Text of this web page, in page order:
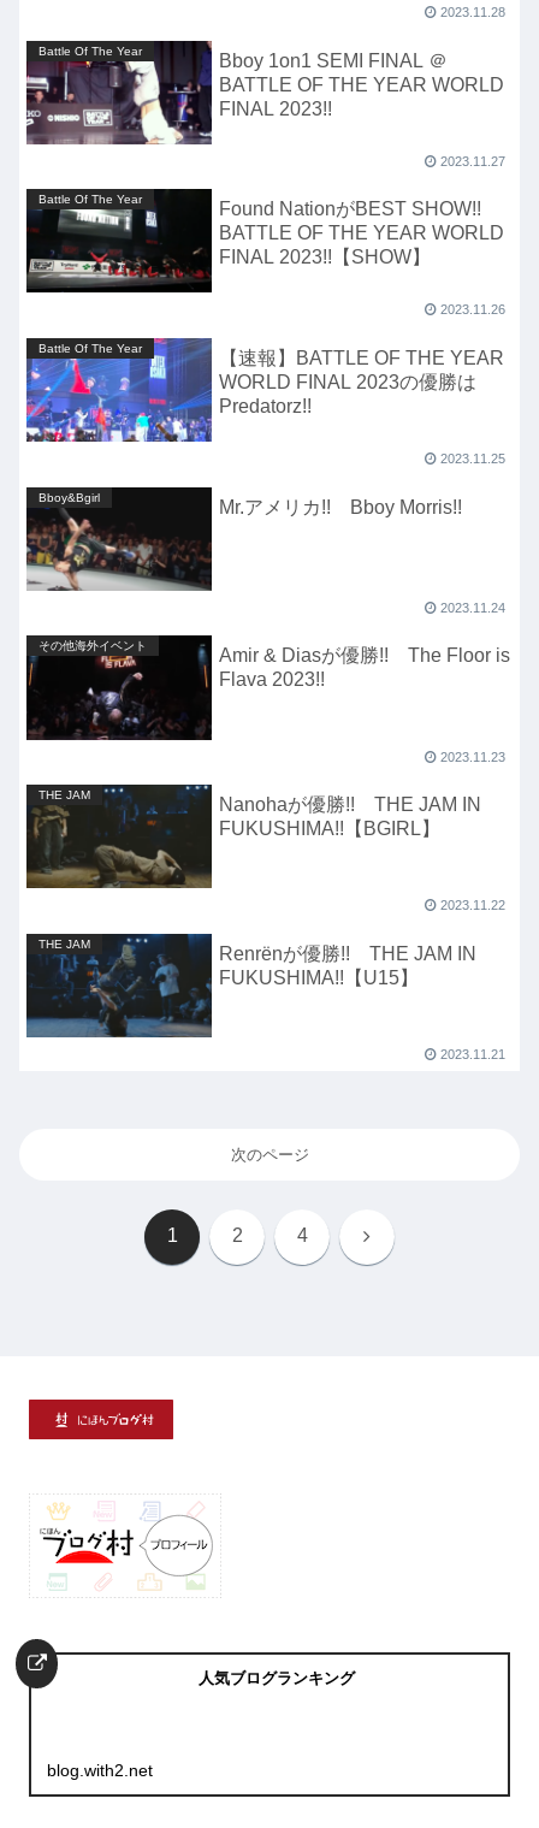
2023.11.28
Battle Of The Year
Bboy 1on1 SEMI FINAL ＠
BATTLE OF THE YEAR WORLD
FINAL 2023!!
2023.11.27
Battle Of The Year
Found NationがBEST SHOW!!
BATTLE OF THE YEAR WORLD
FINAL 2023!!【SHOW】
2023.11.26
Battle Of The Year
【速報】BATTLE OF THE YEAR
WORLD FINAL 2023の優勝は
Predatorz!!
2023.11.25
Bboy&Bgirl Mr.アメリカ!! Bboy Morris!!
2023.11.24
その他海外イベント
Amir & Diasが優勝!! The Floor is
Flava 2023!!
2023.11.23
THE JAM
Nanohaが優勝!! THE JAM IN
FUKUSHIMA!!【BGIRL】
2023.11.22
THE JAM
Renrёnが優勝!! THE JAM IN
FUKUSHIMA!!【U15】
2023.11.21
次のページ
1 2 4 次
人気ブログランキング
blog.with2.net